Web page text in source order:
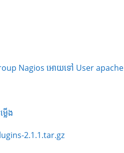
Nagios អោយទៅ User apache
ើង
2.1.1.tar.gz